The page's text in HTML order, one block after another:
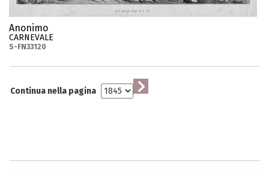
Anonimo
CARNEVALE
S-FN33120
Continua nella pagina